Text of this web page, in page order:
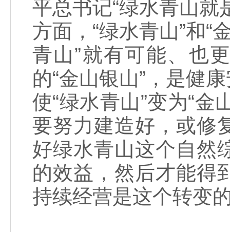
平总书记“绿水青山就
方面，“绿水青山”和“
青山”就有可能、也
的“金山银山”，是健
使“绿水青山”变为“
要努力建造好，或修
好绿水青山这个自然
的效益，然后才能得
持续经营是这个转变